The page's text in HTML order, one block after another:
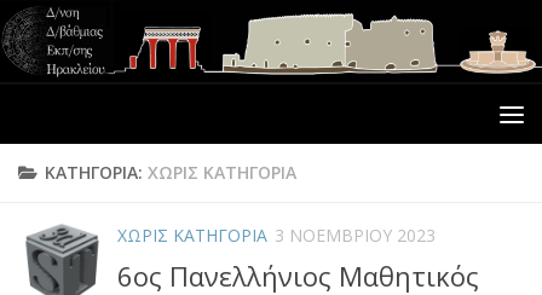
ΚΑΤΗΓΟΡΊΑ: ΧΩΡΊΣ ΚΑΤΗΓΟΡΊΑ
ΧΩΡΊΣ ΚΑΤΗΓΟΡΊΑ 3 ΝΟΕΜΒΡΊΟΥ 2023
6ος Πανελλήνιος Μαθητικός